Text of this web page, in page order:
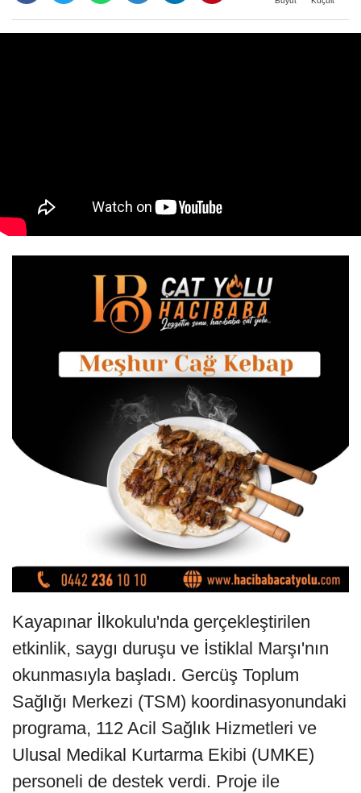
Kayapınar İlkokulu'nda gerçekleştirilen
etkinlik, saygı duruşu ve İstiklal Marşı'nın
okunmasıyla başladı. Gercüş Toplum
Sağlığı Merkezi (TSM) koordinasyonundaki
programa, 112 Acil Sağlık Hizmetleri ve
Ulusal Medikal Kurtarma Ekibi (UMKE)
personeli de destek verdi. Proje ile